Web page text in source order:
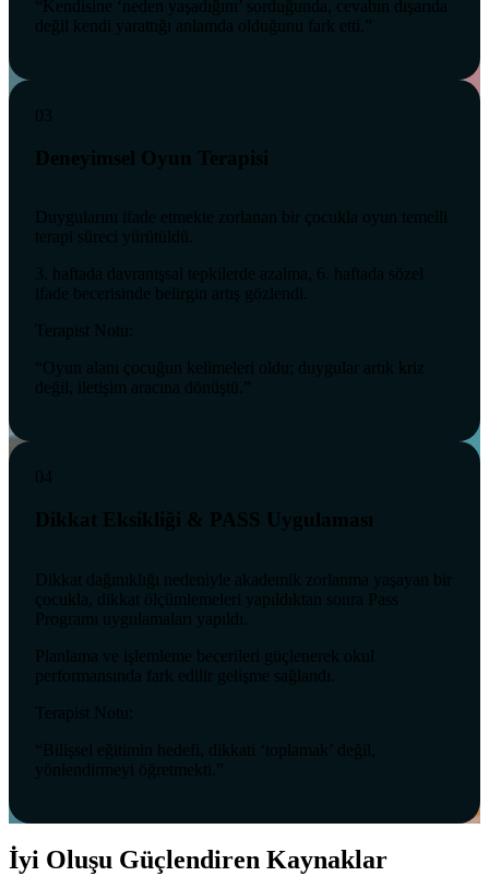
“Kendisine ‘neden yaşadığını’ sorduğunda, cevabın dışarıda
değil kendi yarattığı anlamda olduğunu fark etti.”
03
Deneyimsel Oyun Terapisi
Duygularını ifade etmekte zorlanan bir çocukla oyun temelli
terapi süreci yürütüldü.
3. haftada davranışsal tepkilerde azalma, 6. haftada sözel
ifade becerisinde belirgin artış gözlendi.
Terapist Notu:
“Oyun alanı çocuğun kelimeleri oldu; duygular artık kriz
değil, iletişim aracına dönüştü.”
04
Dikkat Eksikliği & PASS Uygulaması
Dikkat dağınıklığı nedeniyle akademik zorlanma yaşayan bir
çocukla, dikkat ölçümlemeleri yapıldıktan sonra Pass
Programı uygulamaları yapıldı.
Planlama ve işlemleme becerileri güçlenerek okul
performansında fark edilir gelişme sağlandı.
Terapist Notu:
“Bilişsel eğitimin hedefi, dikkati ‘toplamak’ değil,
yönlendirmeyi öğretmekti.”
İyi Oluşu Güçlendiren Kaynaklar